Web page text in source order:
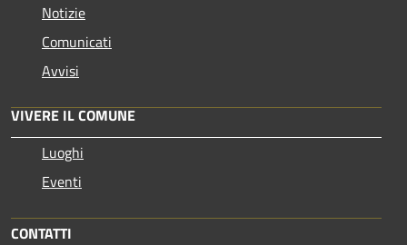
Notizie
Comunicati
Avvisi
VIVERE IL COMUNE
Luoghi
Eventi
CONTATTI